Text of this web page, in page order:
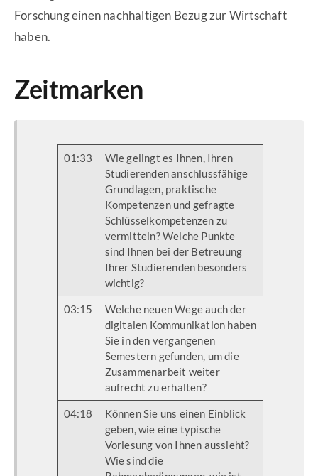
Forschung einen nachhaltigen Bezug zur Wirtschaft
haben.
Zeitmarken
01:33
Wie gelingt es Ihnen, Ihren
Studierenden anschlussfähige
Grundlagen, praktische
Kompetenzen und gefragte
Schlüsselkompetenzen zu
vermitteln? Welche Punkte
sind Ihnen bei der Betreuung
Ihrer Studierenden besonders
wichtig?
03:15
Welche neuen Wege auch der
digitalen Kommunikation haben
Sie in den vergangenen
Semestern gefunden, um die
Zusammenarbeit weiter
aufrecht zu erhalten?
04:18
Können Sie uns einen Einblick
geben, wie eine typische
Vorlesung von Ihnen aussieht?
Wie sind die